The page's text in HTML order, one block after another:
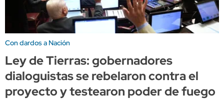
Con dardos a Nación
Ley de Tierras: gobernadores
dialoguistas se rebelaron contra el
proyecto y testearon poder de fuego